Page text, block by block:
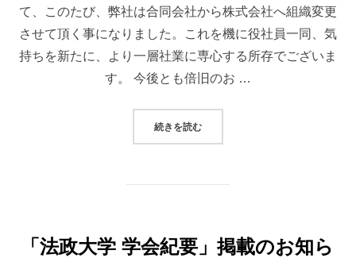
て、このたび、弊社は合同会社から株式会社へ組織変更
させて頂く事になりました。これを機に役社員一同、気
持ちを新たに、より一層社業に専心する所存でございま
す。 今後とも倍旧のお …
続きを読む“組織変更のお知らせ”
「法政大学 学会紀要」掲載のお知ら